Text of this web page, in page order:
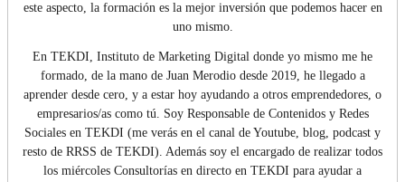
este aspecto, la formación es la mejor inversión que podemos hacer en
uno mismo.
En TEKDI, Instituto de Marketing Digital donde yo mismo me he
formado, de la mano de Juan Merodio desde 2019, he llegado a
aprender desde cero, y a estar hoy ayudando a otros emprendedores, o
empresarios/as como tú. Soy Responsable de Contenidos y Redes
Sociales en TEKDI (me verás en el canal de Youtube, blog, podcast y
resto de RRSS de TEKDI). Además soy el encargado de realizar todos
los miércoles Consultorías en directo en TEKDI para ayudar a